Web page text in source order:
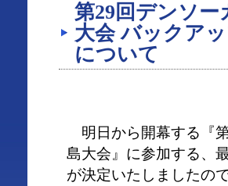
第29回デンソ
大会 バックア
について
明日から開幕する『
島大会』に参加する、
が決定いたしましたの